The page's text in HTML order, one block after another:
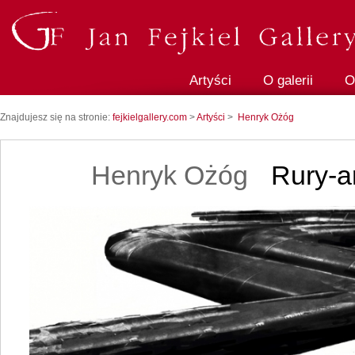
Artyści O galerii
Znajdujesz się na stronie: fejkielgallery.com >Artyści > Henryk Ożóg
Henryk Ożóg Rury-